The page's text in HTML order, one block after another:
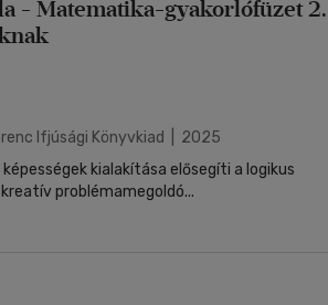
- Matematika-gyakorlófüzet 2.
Ifjúsági Könyvkiad | 2025
kialakítása elősegíti a logikus
problémamegoldó...